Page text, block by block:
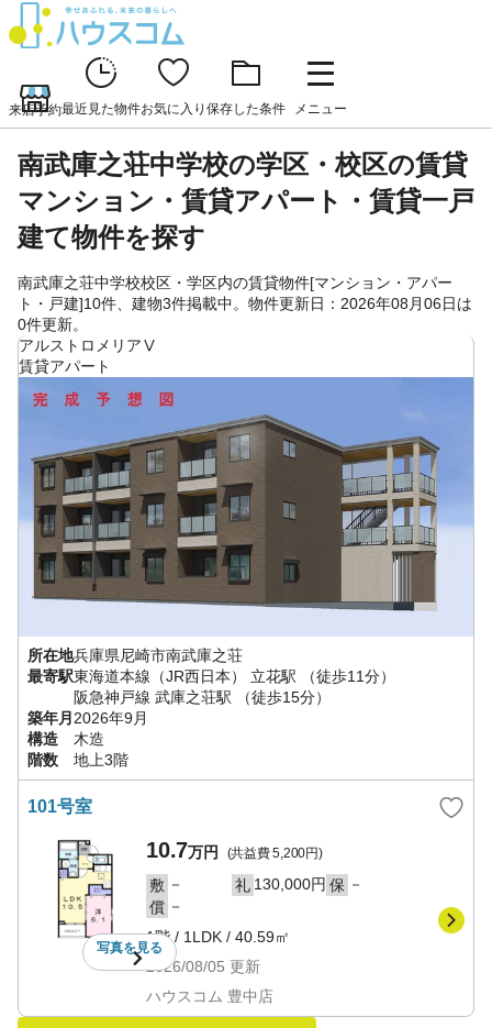
来店予約最近見た物件お気に入り 保存した条件 メニュー
南武庫之荘中学校の学区・校区の賃貸
マンション・賃貸アパート・賃貸一戸
建て物件を探す
南武庫之荘中学校校区・学区内の賃貸物件[マンション・アパー
ト・戸建]10件、建物3件掲載中。物件更新日：2026年08月06日は
0件更新。
アルストロメリアⅤ
賃貸アパート
所在地兵庫県尼崎市南武庫之荘
最寄駅東海道本線（JR西日本） 立花駅
（徒歩11分）
阪急神戸線 武庫之荘駅
（徒歩15分）
築年月 2026年9月
構造
木造
階数
地上3階
101号室
写真を見る
10.7万円 (共益費5,200円)
敷 － 礼 130,000円 保 －
償 －
1階/ 1LDK / 40.59㎡
2026/08/05 更新
ハウスコム 豊中店